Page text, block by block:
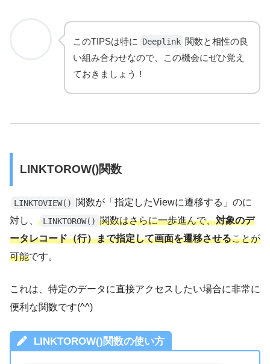
このTIPSは特に Deeplink 関数と相性の良
い組み合わせなので、この機会にぜひ覚え
ておきましょう！
LINKTOROW()関数
LINKTOVIEW()
関数が「指定したViewに遷移する」のに
対し、
LINKTOROW() 関数はさらに一歩進んで、対象のデ
ータレコード（行）まで指定して画面を遷移させることが
可能です。
これは、特定のデータに直接アクセスしたい場合に非常に
便利な関数です(^^)
LINKTOROW()関数の使い方